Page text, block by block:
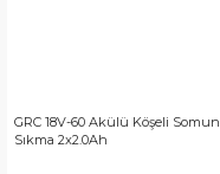
GRC 18V-60 Akülü Köşeli Somun
Sıkma 2x2.0Ah